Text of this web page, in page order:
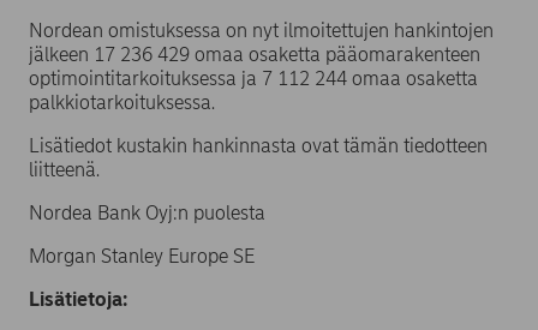
Nordean omistuksessa on nyt ilmoitettujen hankintojen
jälkeen 17 236 429 omaa osaketta pääomarakenteen
optimointitarkoituksessa ja 7 112 244 omaa osaketta
palkkiotarkoituksessa.
Lisätiedot kustakin hankinnasta ovat tämän tiedotteen
liitteenä.
Nordea Bank Oyj:n puolesta
Morgan Stanley Europe SE
Lisätietoja: